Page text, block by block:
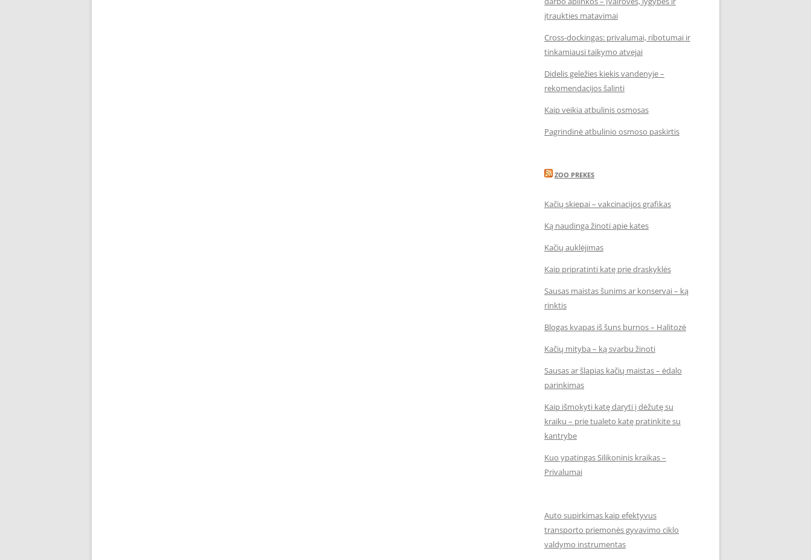
įtraukties matavimai
Cross-dockingas: privalumai, ribotumai ir
tinkamiausi taikymo atvejai
Didelis geležies kiekis vandenyje –
rekomendacijos šalinti
Kaip veikia atbulinis osmosas
Pagrindinė atbulinio osmoso paskirtis
ZOO PREKES
Kačių skiepai – vakcinacijos grafikas
Ką naudinga žinoti apie kates
Kačių auklėjimas
Kaip pripratinti katę prie draskyklės
Sausas maistas šunims ar konservai – ką
rinktis
Blogas kvapas iš šuns burnos – Halitozė
Kačių mityba – ką svarbu žinoti
Sausas ar šlapias kačių maistas – ėdalo
parinkimas
Kaip išmokyti katę daryti į dėžutę su
kraiku – prie tualeto katę pratinkite su
kantrybe
Kuo ypatingas Silikoninis kraikas –
Privalumai
Auto supirkimas kaip efektyvus
transporto priemonės gyvavimo ciklo
valdymo instrumentas